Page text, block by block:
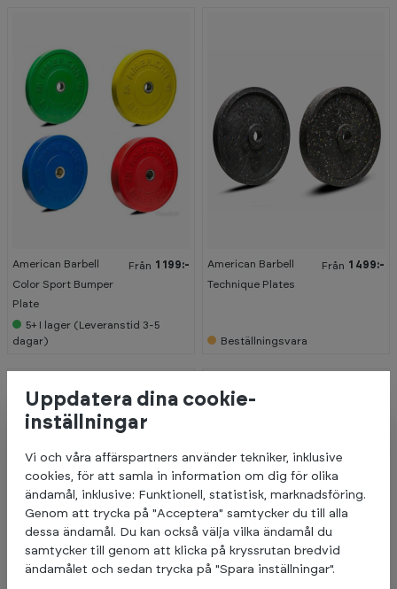
American Barbell
Color Sport Bumper
Plate
Från 1 199:-
5+ I lager (Leveranstid 3-5
dagar)
American Barbell
Technique Plates
Från 1 499:-
Beställningsvara
Uppdatera dina cookie-
inställningar
Vi och våra affärspartners använder tekniker, inklusive
cookies, för att samla in information om dig för olika
ändamål, inklusive: Funktionell, statistisk, marknadsföring.
Genom att trycka på "Acceptera" samtycker du till alla
dessa ändamål. Du kan också välja vilka ändamål du
samtycker till genom att klicka på kryssrutan bredvid
ändamålet och sedan trycka på "Spara inställningar".